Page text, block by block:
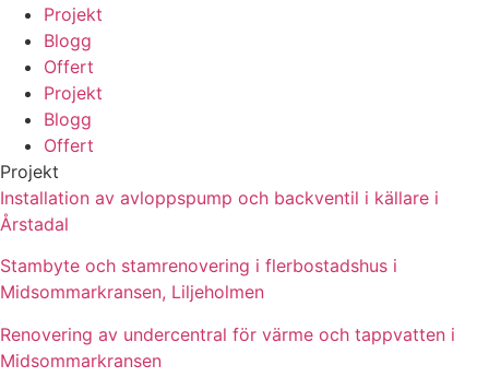
Projekt
Blogg
Offert
Projekt
Blogg
Offert
Projekt
Installation av avloppspump och backventil i källare i
Årstadal
Stambyte och stamrenovering i flerbostadshus i
Midsommarkransen, Liljeholmen
Renovering av undercentral för värme och tappvatten i
Midsommarkransen